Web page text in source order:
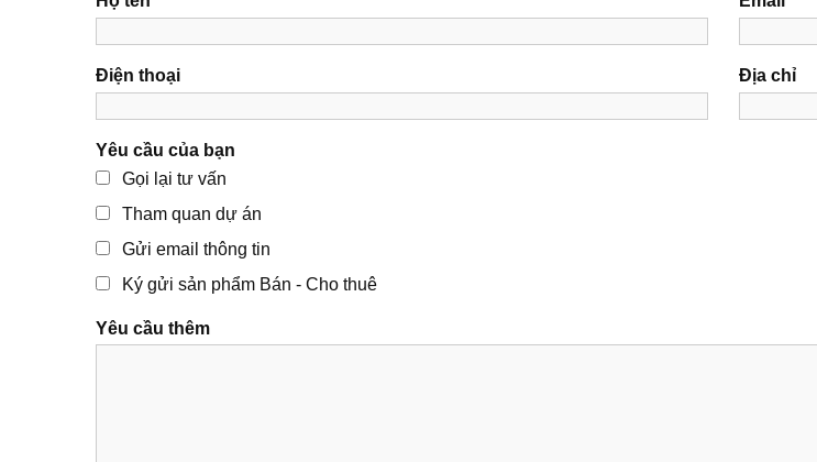
Điện thoại Địa chỉ
Yêu cầu của bạn
Gọi lại tư vấn
Tham quan dự án
Gửi email thông tin
Ký gửi sản phẩm Bán - Cho thuê
Yêu cầu thêm